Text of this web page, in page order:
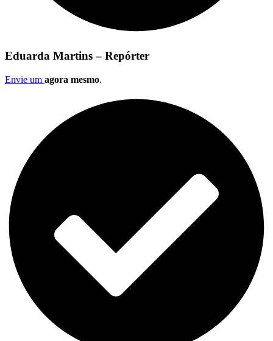
Eduarda Martins – Repórter
Envie um agora mesmo.